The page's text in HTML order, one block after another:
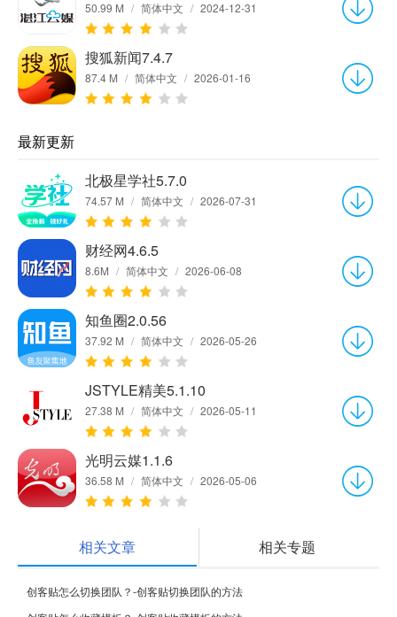
50.99 M / 简体中文 / 2024-12-31
搜狐新闻7.4.7
87.4 M / 简体中文 / 2026-01-16
最新更新
北极星学社5.7.0
74.57 M / 简体中文 / 2026-07-31
财经网4.6.5
8.6M / 简体中文 / 2026-06-08
知鱼圈2.0.56
37.92 M / 简体中文 / 2026-05-26
JSTYLE精美5.1.10
27.38 M / 简体中文 / 2026-05-11
光明云媒1.1.6
36.58 M / 简体中文 / 2026-05-06
相关文章 相关专题
创客贴怎么切换团队？-创客贴切换团队的方法